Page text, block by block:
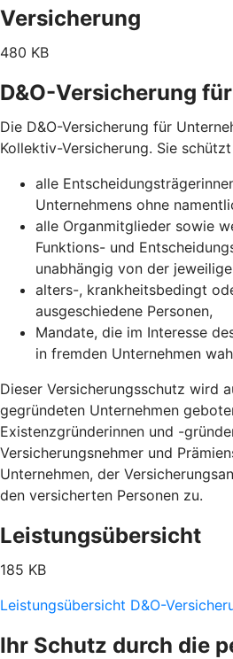
Versicherung
480 KB
D&O-Versicherung
Die D&O-Versicherung für
Kollektiv-Versicherung. Sie schützt
alle
Unternehmens ohne
alle Organmitglieder sowie
Funktions- und
unabhängig von der
alters-, krankheitsbedingt
ausgeschiedene Personen,
Mandate, die im Interesse
in fremden Unternehmen
Dieser Versicherungsschutz wird
gegründeten Unternehmen
Existenzgründerinnen und -
Versicherungsnehmer und
Unternehmen, der
den versicherten Personen zu.
Leistungsübersicht
185 KB
Leistungsübersicht D&O-
Ihr Schutz durch die